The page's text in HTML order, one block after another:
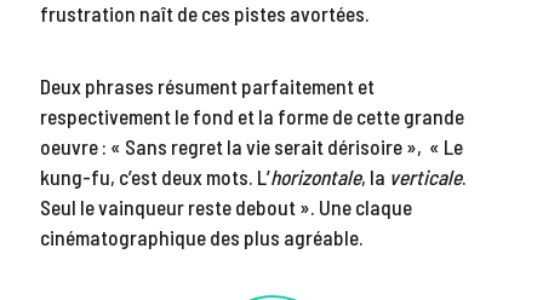
frustration naît de ces pistes avortées.
Deux phrases résument parfaitement et
respectivement le fond et la forme de cette grande
oeuvre : « Sans regret la vie serait dérisoire », « Le
kung-fu, c’est deux mots. L’horizontale, la verticale.
Seul le vainqueur reste debout ». Une claque
cinématographique des plus agréable.